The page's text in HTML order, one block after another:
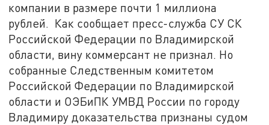
компании в размере почти 1 миллиона
рублей. Как сообщает пресс-служба СУ СК
Российской Федерации по Владимирской
области, вину коммерсант не признал. Но
собранные Следственным комитетом
Российской Федерации по Владимирской
области и ОЭБиПК УМВД России по городу
Владимиру доказательства признаны судом